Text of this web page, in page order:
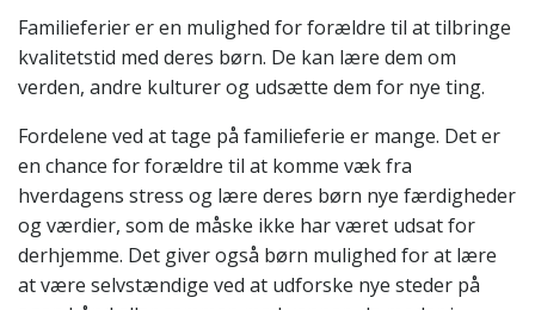
Familieferier er en mulighed for forældre til at tilbringe
kvalitetstid med deres børn. De kan lære dem om
verden, andre kulturer og udsætte dem for nye ting.
Fordelene ved at tage på familieferie er mange. Det er
en chance for forældre til at komme væk fra
hverdagens stress og lære deres børn nye færdigheder
og værdier, som de måske ikke har været udsat for
derhjemme. Det giver også børn mulighed for at lære
at være selvstændige ved at udforske nye steder på